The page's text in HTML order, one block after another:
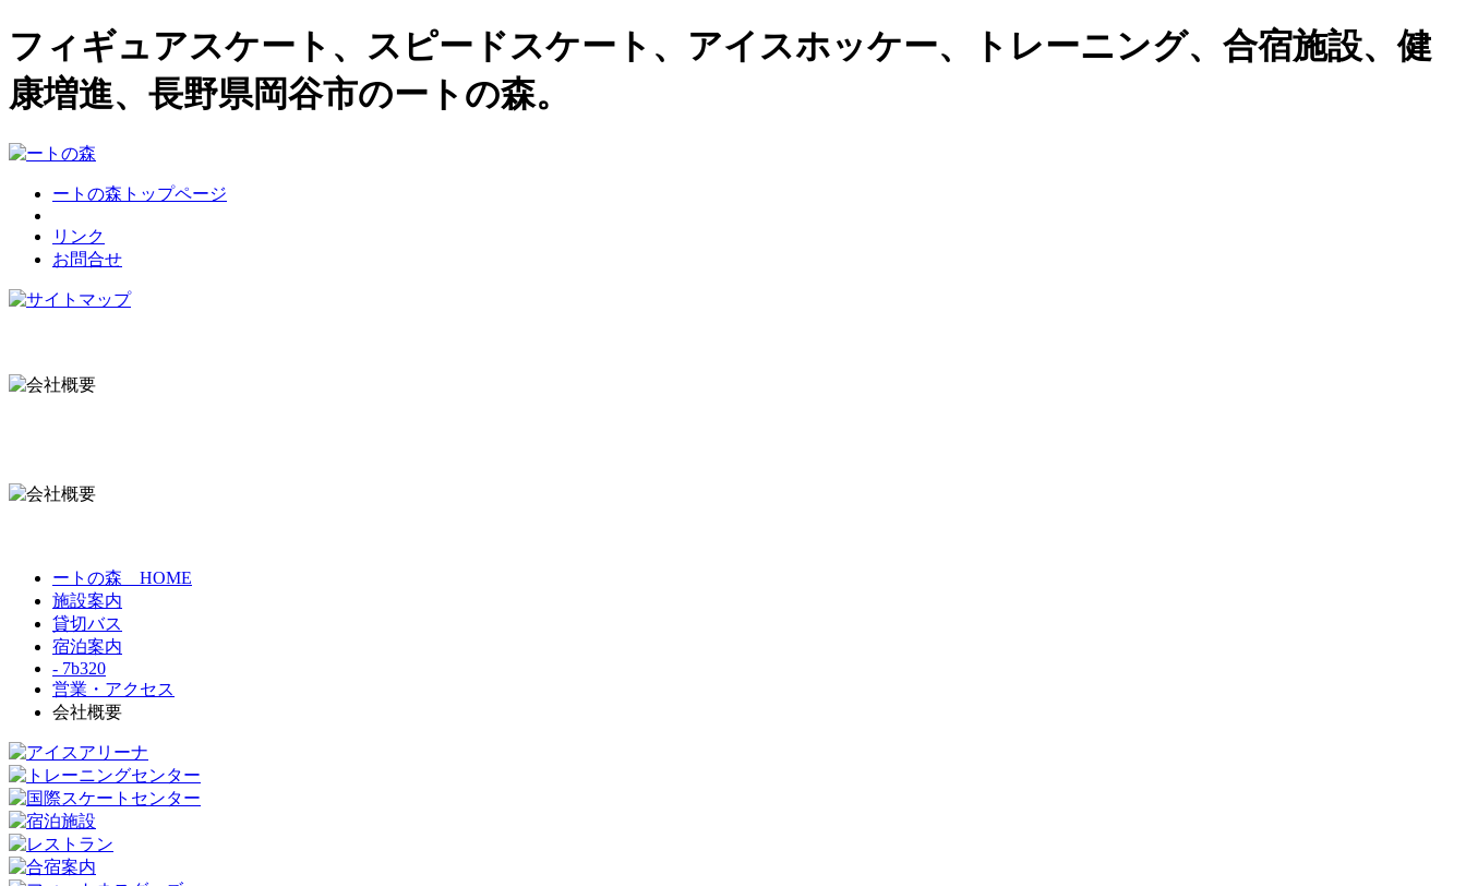
フィギュアスケート、スピードスケート、アイスホッケー、トレーニング、合宿施設、健
康増進、長野県岡谷市のートの森。
ートの森トップページ
リンク
お問合せ
ートの森 HOME
施設案内
貸切バス
宿泊案内
- 7b320
営業・アクセス
会社概要